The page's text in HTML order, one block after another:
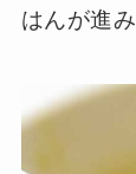
はんが進